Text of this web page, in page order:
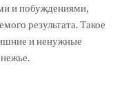
и побуждениями,
результата. Такое
и ненужные